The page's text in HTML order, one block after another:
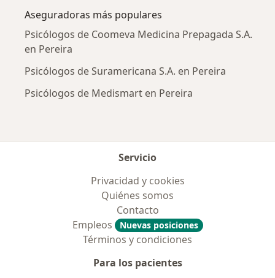
Aseguradoras más populares
Psicólogos de Coomeva Medicina Prepagada S.A.
en Pereira
Psicólogos de Suramericana S.A. en Pereira
Psicólogos de Medismart en Pereira
Servicio
Privacidad y cookies
Quiénes somos
Contacto
Empleos
Nuevas posiciones
Términos y condiciones
Para los pacientes